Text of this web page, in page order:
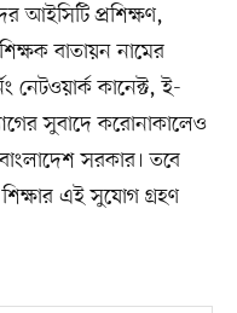
আইসিটি প্রশিক্ষণ,
বাতায়ন নামের
নেটওয়ার্ক কানেক্ট, ই-
সুবাদে করোনাকালেও
সরকার। তবে
এই সুযোগ গ্রহণ